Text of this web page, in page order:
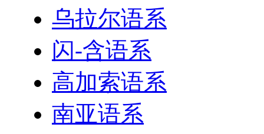
乌拉尔语系
闪-含语系
高加索语系
南亚语系